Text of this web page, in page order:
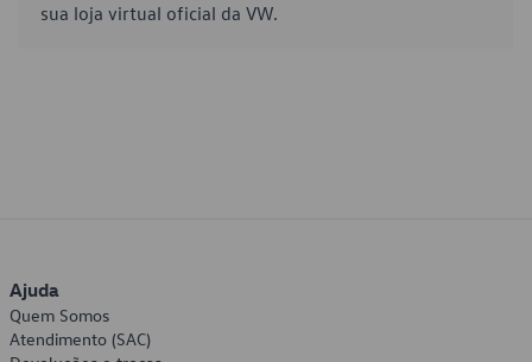
sua loja virtual oficial da VW.
Ajuda
Quem Somos
Atendimento (SAC)